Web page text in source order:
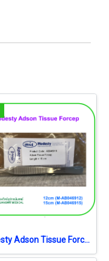
Modesty Adson Tissue Forcep (เยอรมัน)